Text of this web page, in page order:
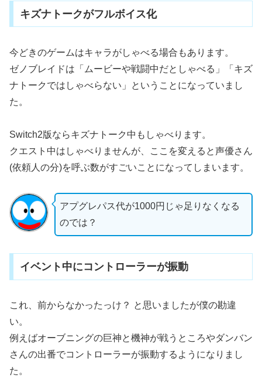
キズナトークがフルボイス化
今どきのゲームはキャラがしゃべる場合もあります。
ゼノブレイドは「ムービーや戦闘中だとしゃべる」「キズ
ナトークではしゃべらない」ということになっていまし
た。
Switch2版ならキズナトーク中もしゃべります。
クエスト中はしゃべりませんが、ここを変えると声優さん
(依頼人の分)を呼ぶ数がすごいことになってしまいます。
アプグレパス代が1000円じゃ足りなくなる
のでは？
イベント中にコントローラーが振動
これ、前からなかったっけ？ と思いましたが僕の勘違
い。
例えばオーブニングの巨神と機神が戦うところやダンバン
さんの出番でコントローラーが振動するようになりまし
た。